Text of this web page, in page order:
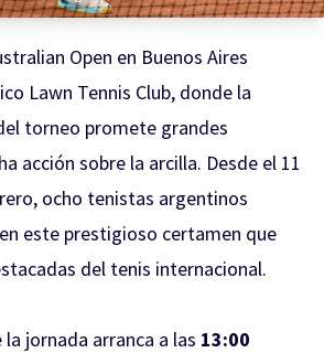
Open en Buenos Aires
Lawn Tennis Club, donde la
torneo promete grandes
acción sobre la arcilla. Desde el 11
ocho tenistas argentinos
este prestigioso certamen que
del tenis internacional.
jornada arranca a las 13:00